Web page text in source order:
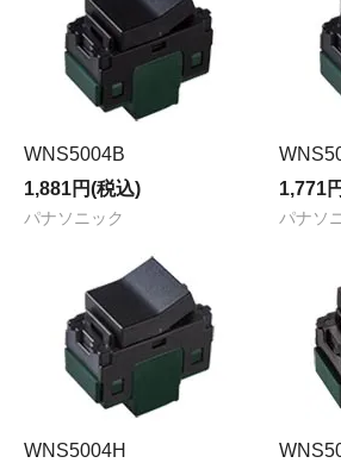
WNS5004B
1,881円(税込)
パナソニック
1,771
パナソ
WNS5004H